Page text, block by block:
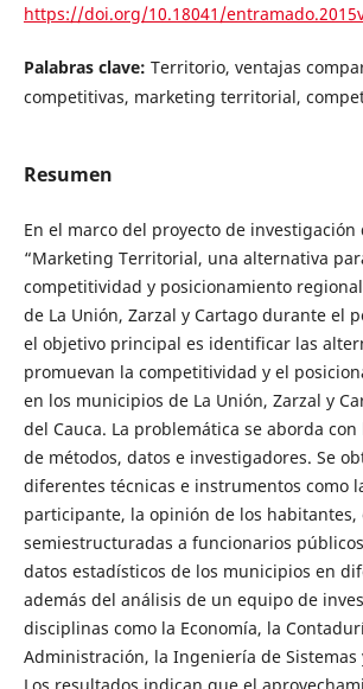
https://doi.org/10.18041/
Palabras clave: Territorio, ventajas
competitivas, marketing territorial,
Resumen
En el marco del proyecto de
“Marketing Territorial, una alternativa
competitividad y posicionamiento
de La Unión, Zarzal y Cartago durante el
el objetivo principal es identificar las
promuevan la competitividad y el
en los municipios de La Unión, Zarzal y
del Cauca. La problemática se aborda
de métodos, datos e investigadores. Se
diferentes técnicas e instrumentos como
participante, la opinión de los habitantes,
semiestructuradas a funcionarios
datos estadísticos de los municipios en
además del análisis de un equipo de
disciplinas como la Economía, la
Administración, la Ingeniería de Sistemas